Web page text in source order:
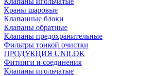
Краны шаровые
Клапанные блоки
Клапаны обратные
Клапаны предохранительные
Фильтры тонкой очистки
ПРОДУКЦИЯ UNILOK
Фитинги и соединения
Клапаны игольчатые